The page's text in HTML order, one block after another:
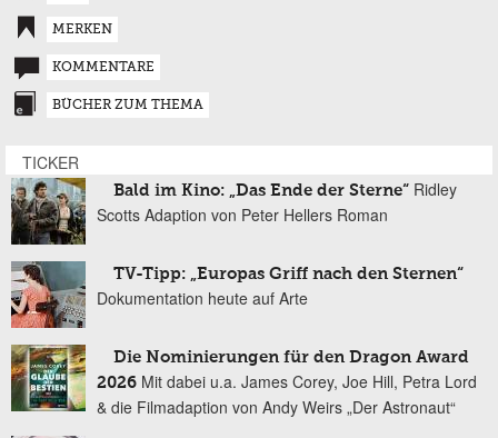
MERKEN
KOMMENTARE
BÜCHER ZUM THEMA
TICKER
Bald im Kino: „Das Ende der Sterne“ Ridley
Scotts Adaption von Peter Hellers Roman
TV-Tipp: „Europas Griff nach den Sternen“
Dokumentation heute auf Arte
Die Nominierungen für den Dragon Award
2026 Mit dabei u.a. James Corey, Joe Hill, Petra Lord
& die Filmadaption von Andy Weirs „Der Astronaut“